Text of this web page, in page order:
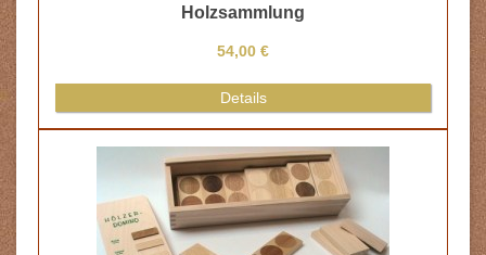
Holzsammlung
54,00 €
Details